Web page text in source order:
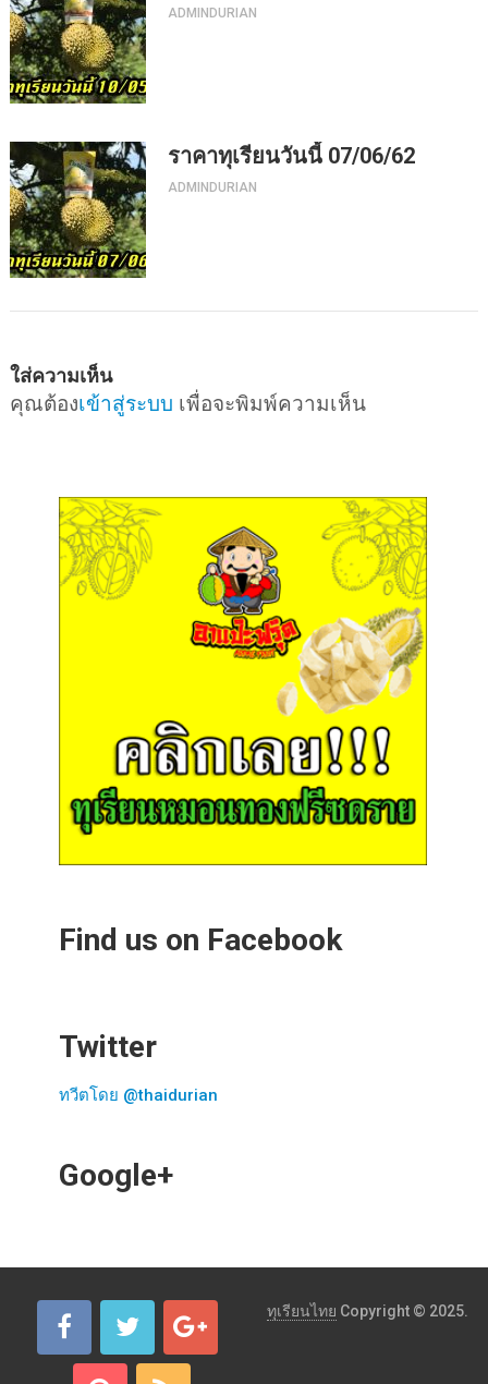
ADMINDURIAN
ราคาทุเรียนวันนี้ 07/06/62
ADMINDURIAN
ใส่ความเห็น
คุณต้องเข้าสู่ระบบ เพื่อจะพิมพ์ความเห็น
Find us on Facebook
Twitter
ทวีตโดย @thaidurian
Google+
ทุเรียนไทย Copyright © 2025.